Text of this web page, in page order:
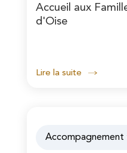
Accueil aux
d'Oise
Lire la suite
Accompagnement